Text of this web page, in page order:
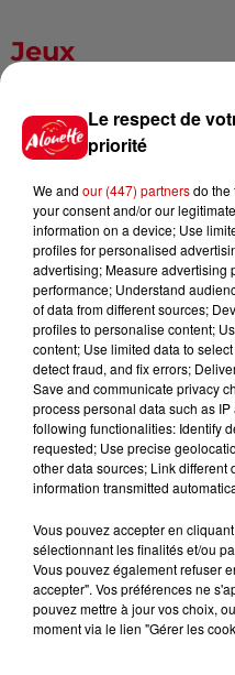
Jeux
Musée
Mans !
Le Duel
en jet
Le respect de
priorité
We and our (447) partnersdo the
your consent and/or our
information on a device; Use
profiles for personalised
advertising; Measure advertising
performance; Understand
of data from different sources;
profiles to personalise content;
content; Use limited data to
detect fraud, and fix errors;
Save and communicate privacy
process personal data such as
following functionalities: Identify
requested; Use precise
other data sources; Link different
information transmitted
Vous pouvez accepter en
sélectionnant les finalités et/ou
Vous pouvez également refuser
accepter". Vos préférences ne
pouvez mettre à jour vos choix,
moment via le lien "Gérer les